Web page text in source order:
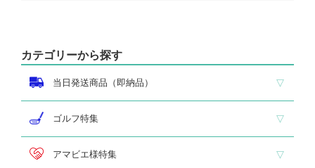
カテゴリーから探す
当日発送商品（即納品）
即納品 トロフィー
即納品 優勝カップ
即納品 クリスタル
即納品 特価品
ゴルフ特集
ホールインワン
ゴルフ専用カップ
ゴルフ専用ブロンズ
ゴルフ専用クリスタル
アマビエ様特集